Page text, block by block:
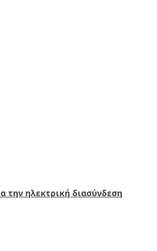
την ηλεκτρική διασύνδεση